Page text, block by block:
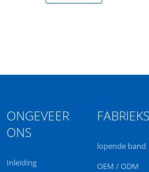
ONGEVEER
ONS
Inleiding
lopende band
OEM / ODM